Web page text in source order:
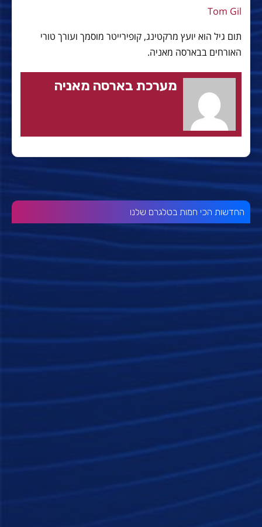
Tom Gil
תום גיל הוא יועץ מרקטינג, קופירייטר מוסמך ועורך טורי
האורחים בבארסה מאניה.
מערכת בארסה מאניה
החדשות הכי חמות בטלגרם שלנו